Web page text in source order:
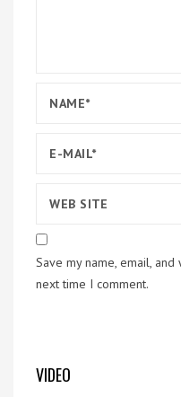
Save my name, email,
next time I comment.
VIDEO